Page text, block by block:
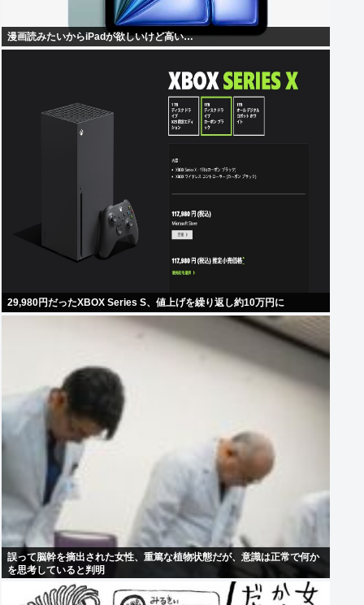
漫画読みたいからiPadが欲しいけど高い…
29,980円だったXBOX Series S、値上げを繰り返し約10万円に
誤って脳幹を摘出された女性、重篤な植物状態だが、意識は正常で何か
を思考していると判明